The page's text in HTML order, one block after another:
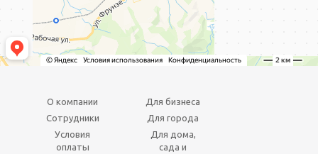
О компании
Сотрудники
Условия
оплаты
Для бизнеса
Для города
Для дома,
сада и